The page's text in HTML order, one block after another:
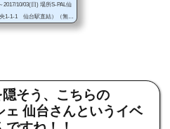
10/03(日) 場所S-PAL仙
1-1-1 仙台駅直結）（無印
チ絵付け教室絵の具ブローチ
そう、こちらの
仙台さんというイベ